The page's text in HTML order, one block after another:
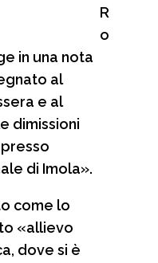
R
o
in una nota
al
e al
dimissioni
di Imola».
come lo
«allievo
dove si è